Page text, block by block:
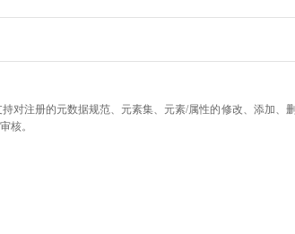
对注册的元数据规范、元素集、元素/属性的修改、添加、
核。